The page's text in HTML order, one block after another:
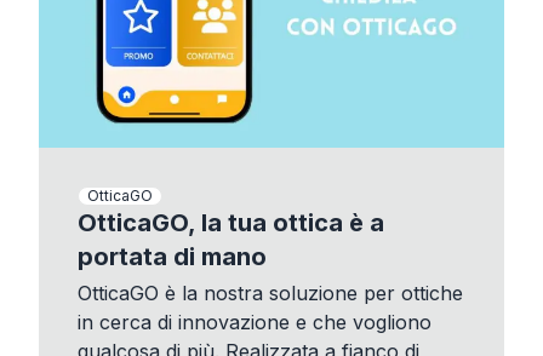
OtticaGO
OtticaGO, la tua ottica è a
portata di mano
OtticaGO è la nostra soluzione per ottiche
in cerca di innovazione e che vogliono
qualcosa di più. Realizzata a fianco di